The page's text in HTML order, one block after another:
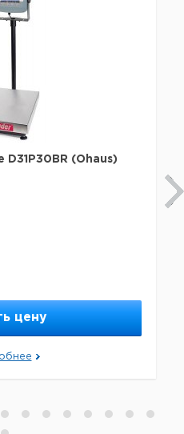
(Ohaus)
цену